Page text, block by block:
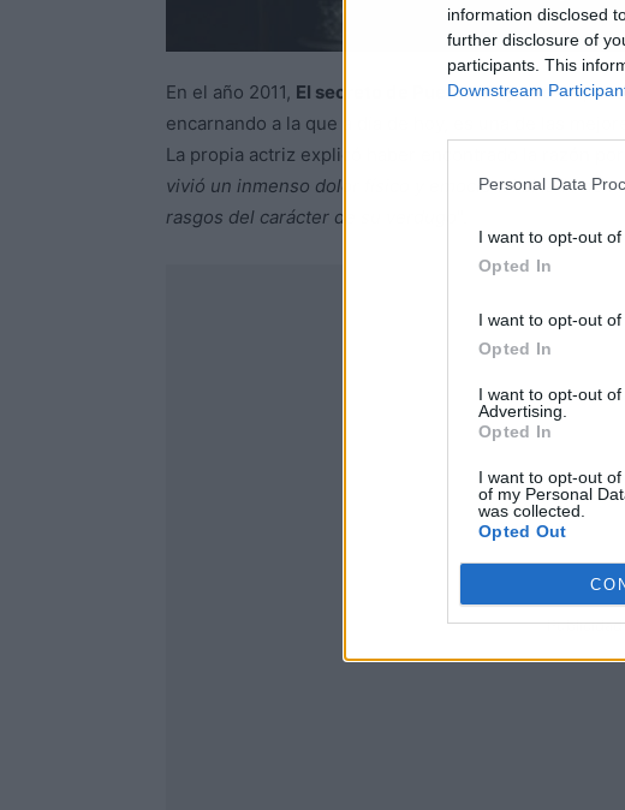
information disclosed
further disclosure of
participants. This
Downstream
Personal Data
I want to opt-out
Opted In
I want to opt-out
Opted In
I want to opt-out
Advertising.
Opted In
I want to opt-out
of my Personal
was collected.
Opted Out
En el año 2011, El secreto de Puente Viejodio su
encarnando a la que a día de hoy, es una de las
La propia actriz explicó haber encontrado la razón
vivió un inmenso dolor físico y emocional al lado de
rasgos del carácter de su verdugo
Publicidad